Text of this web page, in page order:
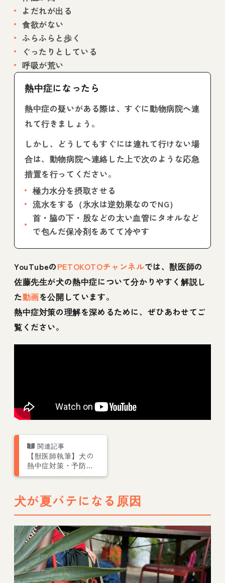
よだれが出る
食欲がない
ふらふらと歩く
ぐったりとしている
呼吸が荒い
熱中症になったら
熱中症の疑いがある際は、すぐに動物病院へ連
れて行きましょう。
しかし、どうしてもすぐには連れて行けない場
合は、動物病院へ連絡した上で次のような応急
措置を行ってください。
極力水分を摂取させる
流水をする（氷水は逆効果なのでNG）
首・脇の下・股などの太い血管にタオルなど
で包んだ保冷剤をあてて冷やす
YouTubeのPETOKOTOチャンネルでは、獣医師の
佐藤先生が犬の熱中症について分かりやすく解説し
た動画を公開しています。
熱中症対策の理解を深めるために、ぜひあわせてご
覧ください。
【獣医師執筆】犬の
熱中症対策・予防法
とは？ 症状や応急
犬が夏バテになる原因